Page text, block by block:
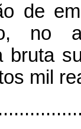
de
no
bruta
mil